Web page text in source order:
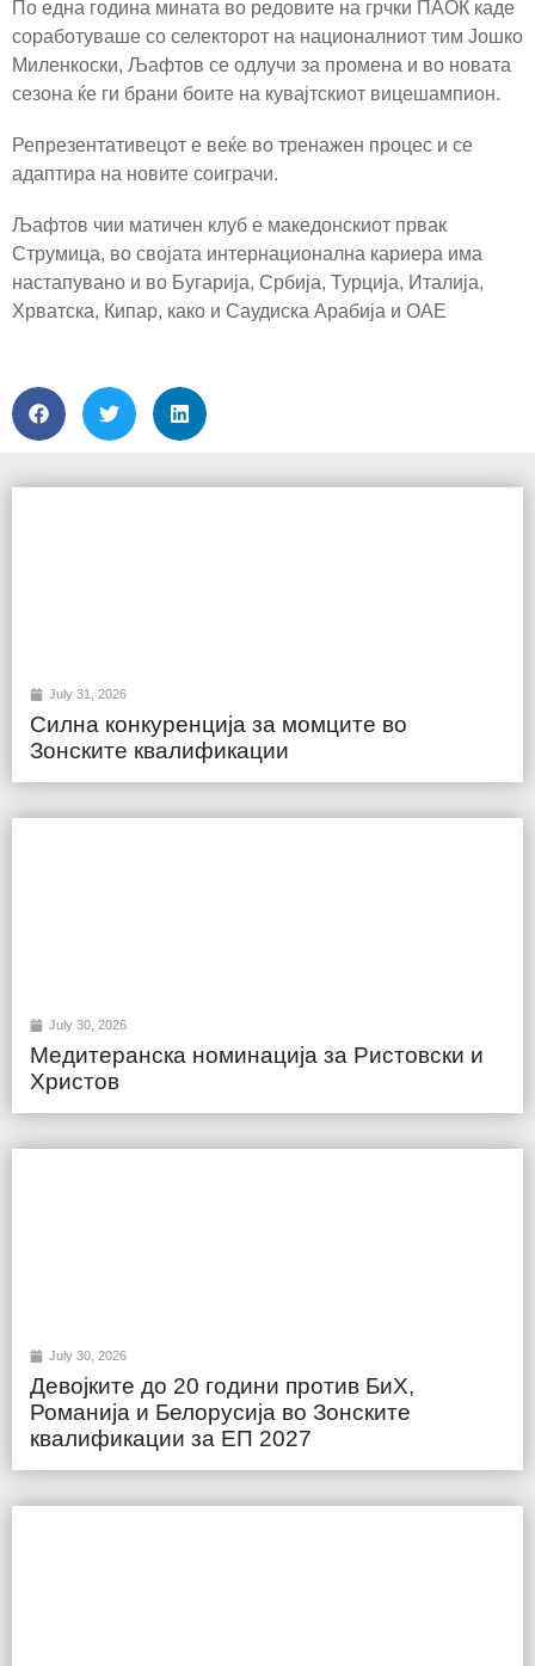
По една година мината во редовите на грчки ПАОК каде
соработуваше со селекторот на националниот тим Јошко
Миленкоски, Љафтов се одлучи за промена и во новата
сезона ќе ги брани боите на кувајтскиот вицешампион.
Репрезентативецот е веќе во тренажен процес и се
адаптира на новите соиграчи.
Љафтов чии матичен клуб е македонскиот првак
Струмица, во својата интернационална кариера има
настапувано и во Бугарија, Србија, Турција, Италија,
Хрватска, Кипар, како и Саудиска Арабија и ОАЕ
July 31, 2026
Силна конкуренција за момците во
Зонските квалификации
July 30, 2026
Медитеранска номинација за Ристовски и
Христов
July 30, 2026
Девојките до 20 години против БиХ,
Романија и Белорусија во Зонските
квалификации за ЕП 2027